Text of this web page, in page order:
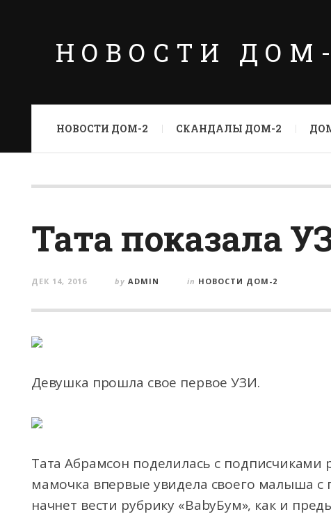
НОВОСТИ
НОВОСТИ ДОМ-2 СКАНДАЛЫ ДОМ-2
Тата показала
ДЕК 14, 2016 by ADMIN in НОВОСТИ ДОМ-2
Девушка прошла свое первое УЗИ.
Тата Абрамсон поделилась с подписчиками
мамочка впервые увидела своего малыша
начнет вести рубрику «BabyБум», как и